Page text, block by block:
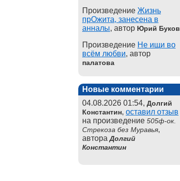
Произведение Жизнь
прОжита, занесена в
анналы, автор Юрий Буков
Произведение Не ищи во
всём любви, автор
палатова
Новые комментарии
04.08.2026 01:54, Долгий
Константин, оставил отзыв
на произведение 505ф-ок.
Стрекоза без Муравья,
автораДолгий
Константин